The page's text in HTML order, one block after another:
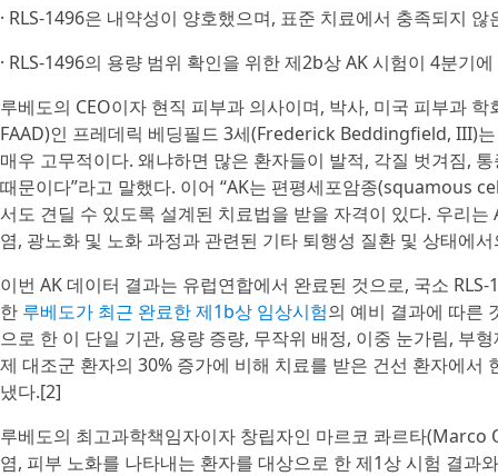
· RLS-1496은 내약성이 양호했으며, 표준 치료에서 충족되지
· RLS-1496의 용량 범위 확인을 위한 제2b상 AK 시험이 4분기
루베도의 CEO이자 현직 피부과 의사이며, 박사, 미국 피부
FAAD)인 프레데릭 베딩필드 3세(Frederick Beddingfield, III)
매우 고무적이다. 왜냐하면 많은 환자들이 발적, 각질 벗겨짐,
때문이다”라고 말했다. 이어 “AK는 편평세포암종(squamous
서도 견딜 수 있도록 설계된 치료법을 받을 자격이 있다. 우리
염, 광노화 및 노화 과정과 관련된 기타 퇴행성 질환 및 상태에
이번 AK 데이터 결과는 유럽연합에서 완료된 것으로, 국소
한 루베도가 최근 완료한 제1b상 임상시험의 예비 결과에 따른
으로 한 이 단일 기관, 용량 증량, 무작위 배정, 이중 눈가림, 부
제 대조군 환자의 30% 증가에 비해 치료를 받은 건선 환자에
냈다.[2]
루베도의 최고과학책임자이자 창립자인 마르코 콰르타
염, 피부 노화를 나타내는 환자를 대상으로 한 제1상 시험 결과